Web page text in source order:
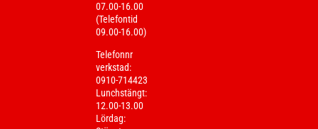
07.00-16.00
(Telefontid
09.00-16.00)
Telefonnr
verkstad:
0910-714423
Lunchstängt:
12.00-13.00
Lördag: